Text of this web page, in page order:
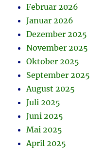
Februar 2026
Januar 2026
Dezember 2025
November 2025
Oktober 2025
September 2025
August 2025
Juli 2025
Juni 2025
Mai 2025
April 2025